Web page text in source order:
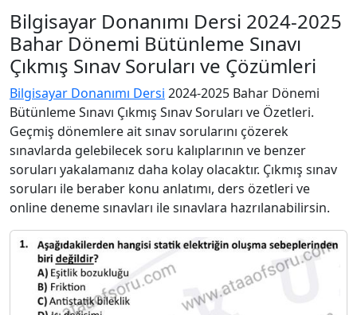
Bilgisayar Donanımı Dersi 2024-2025
Bahar Dönemi Bütünleme Sınavı
Çıkmış Sınav Soruları ve Çözümleri
Bilgisayar Donanımı Dersi 2024-2025 Bahar Dönemi
Bütünleme Sınavı Çıkmış Sınav Soruları ve Özetleri.
Geçmiş dönemlere ait sınav sorularını çözerek
sınavlarda gelebilecek soru kalıplarının ve benzer
soruları yakalamanız daha kolay olacaktır. Çıkmış sınav
soruları ile beraber konu anlatımı, ders özetleri ve
online deneme sınavları ile sınavlara hazrılanabilirsin.